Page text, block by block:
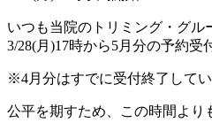
いつも当院のトリミング・グ
3/28(月)17時から5月分の予約
※4月分はすでに受付終了してい
公平を期すため、この時間より